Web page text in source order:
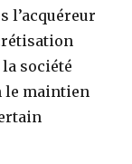
l’acquéreur
société
le maintien